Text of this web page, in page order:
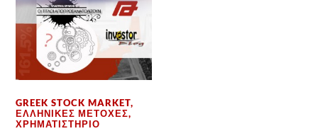
GREEK STOCK MARKET,
ΕΛΛΗΝΙΚΈΣ ΜΕΤΟΧΈΣ,
ΧΡΗΜΑΤΙΣΤΉΡΙΟ